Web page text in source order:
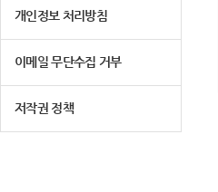
개인정보 처리방침
이메일 무단수집 거부
저작권 정책